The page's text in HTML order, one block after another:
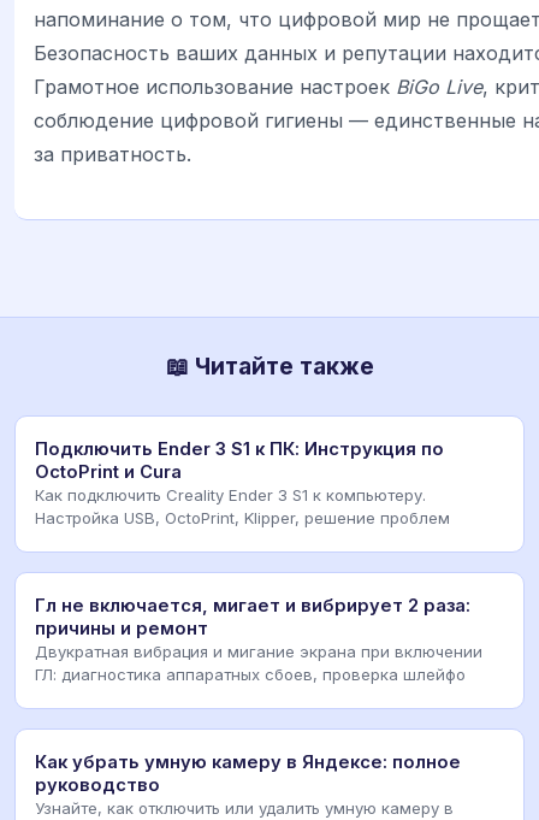
напоминание о том, что цифровой мир не
Безопасность ваших данных и репутации
Грамотное использование настроек BiGo Live,
соблюдение цифровой гигиены — единственные
за приватность.
📖 Читайте также
Подключить Ender 3 S1 к ПК: Инструкция по
OctoPrint и Cura
Как подключить Creality Ender 3 S1 к компьютеру.
Настройка USB, OctoPrint, Klipper, решение проблем
Гл не включается, мигает и вибрирует 2 раза:
причины и ремонт
Двукратная вибрация и мигание экрана при включении
ГЛ: диагностика аппаратных сбоев, проверка шлейфо
Как убрать умную камеру в Яндексе: полное
руководство
Узнайте, как отключить или удалить умную камеру в